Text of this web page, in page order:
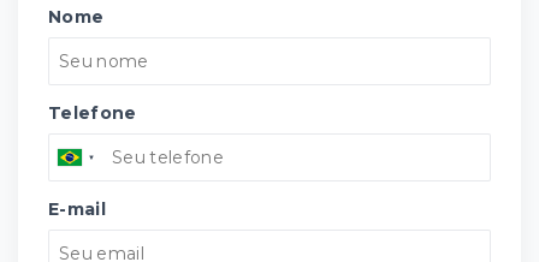
Nome
Telefone
E-mail